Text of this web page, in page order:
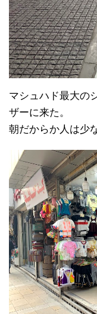
マシュハド最大の
ザーに来た。
朝だからか人は少